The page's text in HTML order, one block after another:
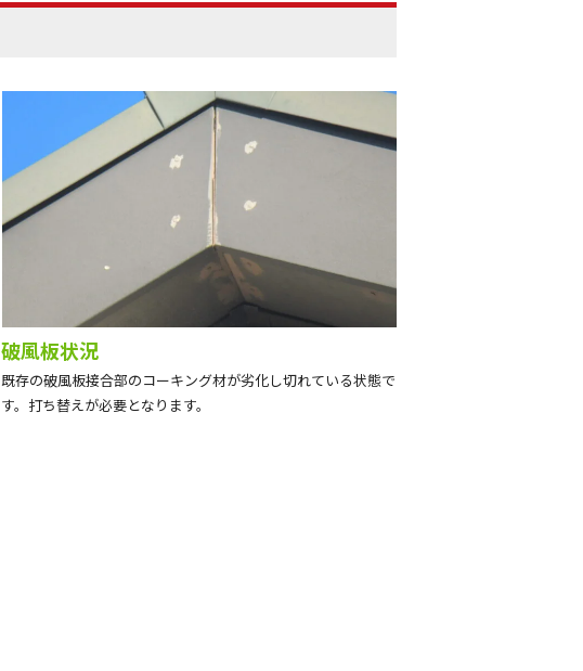
破風板状況
既存の破風板接合部のコーキング材が劣化し切れている状態で
す。打ち替えが必要となります。